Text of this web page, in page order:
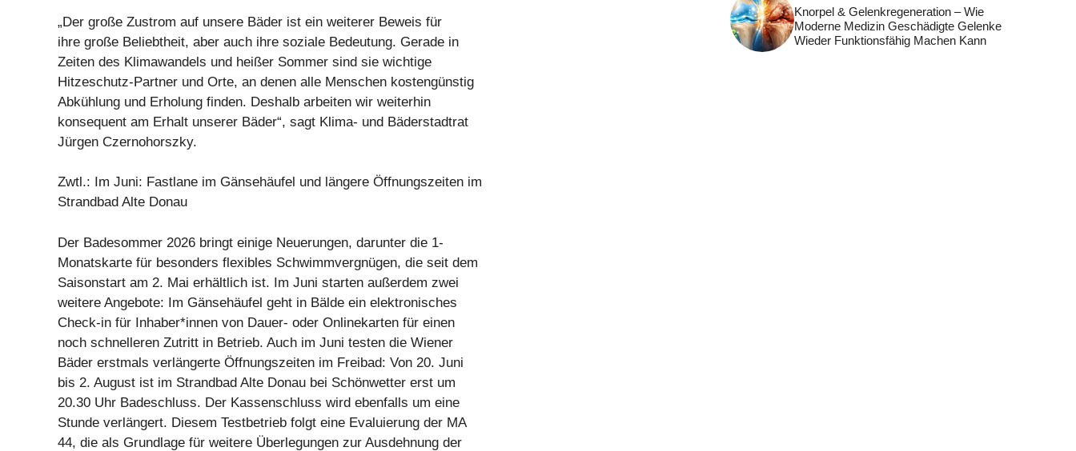
„Der große Zustrom auf unsere Bäder ist ein weiterer Beweis für
ihre große Beliebtheit, aber auch ihre soziale Bedeutung. Gerade in
Zeiten des Klimawandels und heißer Sommer sind sie wichtige
Hitzeschutz-Partner und Orte, an denen alle Menschen kostengünstig
Abkühlung und Erholung finden. Deshalb arbeiten wir weiterhin
konsequent am Erhalt unserer Bäder“, sagt Klima- und Bäderstadtrat
Jürgen Czernohorszky.
Zwtl.: Im Juni: Fastlane im Gänsehäufel und längere Öffnungszeiten im
Strandbad Alte Donau
Der Badesommer 2026 bringt einige Neuerungen, darunter die 1-
Monatskarte für besonders flexibles Schwimmvergnügen, die seit dem
Saisonstart am 2. Mai erhältlich ist. Im Juni starten außerdem zwei
weitere Angebote: Im Gänsehäufel geht in Bälde ein elektronisches
Check-in für Inhaber*innen von Dauer- oder Onlinekarten für einen
noch schnelleren Zutritt in Betrieb. Auch im Juni testen die Wiener
Bäder erstmals verlängerte Öffnungszeiten im Freibad: Von 20. Juni
bis 2. August ist im Strandbad Alte Donau bei Schönwetter erst um
20.30 Uhr Badeschluss. Der Kassenschluss wird ebenfalls um eine
Stunde verlängert. Diesem Testbetrieb folgt eine Evaluierung der MA
44, die als Grundlage für weitere Überlegungen zur Ausdehnung der
Knorpel & Gelenkregeneration – Wie
Moderne Medizin Geschädigte Gelenke
Wieder Funktionsfähig Machen Kann